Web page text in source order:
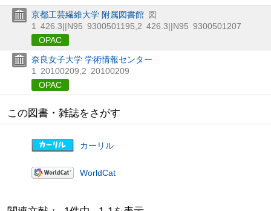
京都工芸繊維大学 附属図書館 図
1
426.3||N95 9300501195 2 426.3||N95 9300501207
OPAC
奈良女子大学 学術情報センター
1
20100209 2 20100209
OPAC
この図書・雑誌をさがす
カーリル
WorldCat